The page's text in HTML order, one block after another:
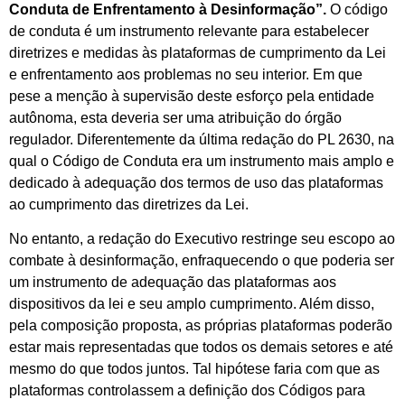
Conduta de Enfrentamento à Desinformação”. O código
de conduta é um instrumento relevante para estabelecer
diretrizes e medidas às plataformas de cumprimento da Lei
e enfrentamento aos problemas no seu interior. Em que
pese a menção à supervisão deste esforço pela entidade
autônoma, esta deveria ser uma atribuição do órgão
regulador. Diferentemente da última redação do PL 2630, na
qual o Código de Conduta era um instrumento mais amplo e
dedicado à adequação dos termos de uso das plataformas
ao cumprimento das diretrizes da Lei.
No entanto, a redação do Executivo restringe seu escopo ao
combate à desinformação, enfraquecendo o que poderia ser
um instrumento de adequação das plataformas aos
dispositivos da lei e seu amplo cumprimento. Além disso,
pela composição proposta, as próprias plataformas poderão
estar mais representadas que todos os demais setores e até
mesmo do que todos juntos. Tal hipótese faria com que as
plataformas controlassem a definição dos Códigos para